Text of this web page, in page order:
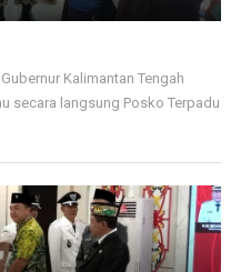
Kalimantan Tengah
secara langsung Posko Terpadu